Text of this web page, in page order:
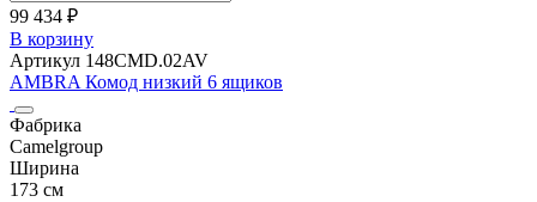
99 434 ₽
В корзину
Артикул 148CMD.02AV
AMBRA Комод низкий 6 ящиков
Фабрика
Camelgroup
Ширина
173 см